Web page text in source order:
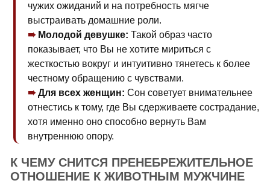
чужих ожиданий и на потребность мягче
выстраивать домашние роли.
Молодой девушке: Такой образ часто
показывает, что Вы не хотите мириться с
жесткостью вокруг и интуитивно тянетесь к более
честному обращению с чувствами.
Для всех женщин: Сон советует внимательнее
отнестись к тому, где Вы сдерживаете сострадание,
хотя именно оно способно вернуть Вам
внутреннюю опору.
К ЧЕМУ СНИТСЯ ПРЕНЕБРЕЖИТЕЛЬНОЕ
ОТНОШЕНИЕ К ЖИВОТНЫМ МУЖЧИНЕ